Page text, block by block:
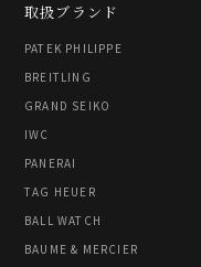
取扱ブランド
PATEK PHILIPPE
BREITLING
GRAND SEIKO
IWC
PANERAI
TAG HEUER
BALL WATCH
BAUME & MERCIER